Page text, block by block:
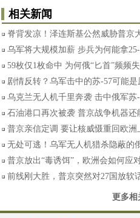
相关新闻
脊背发凉！泽连斯基公然威胁普京
乌军将大规模加薪 步兵为何能拿25-
59枚仅1枚命中 为何俄“匕首”频频
剧情反转？乌军击中的苏-57可能是
乌克兰无人机千里奔袭 击中俄军苏
石油港口再次被袭 普京战争机器还
普京亲信定调 要让核威慑重回欧洲
无处可逃！乌军无人机猎杀隐蔽的
普京放出“毒诱饵”，欧洲会如何应
前线刚大胜，普京突然对27国放软
更多相